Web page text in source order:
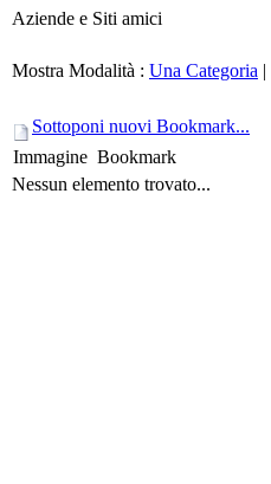
Aziende e Siti amici
Mostra Modalità : Una Categoria |
Sottoponi nuovi Bookmark...
Immagine Bookmark
Nessun elemento trovato...